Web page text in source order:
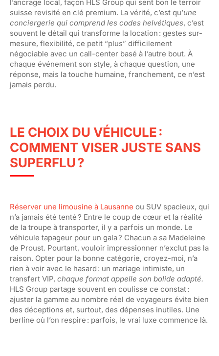
l’ancrage local, façon HLS Group qui sent bon le terroir
suisse revisité en clé premium. La vérité, c’est qu’une
conciergerie qui comprend les codes helvétiques, c’est
souvent le détail qui transforme la location : gestes sur-
mesure, flexibilité, ce petit “plus” difficilement
négociable avec un call-center basé à l’autre bout. À
chaque événement son style, à chaque question, une
réponse, mais la touche humaine, franchement, ce n’est
jamais perdu.
LE CHOIX DU VÉHICULE :
COMMENT VISER JUSTE SANS
SUPERFLU ?
Réserver une limousine à Lausanne ou SUV spacieux, qui
n’a jamais été tenté ? Entre le coup de cœur et la réalité
de la troupe à transporter, il y a parfois un monde. Le
véhicule tapageur pour un gala ? Chacun a sa Madeleine
de Proust. Pourtant, vouloir impressionner n’exclut pas la
raison. Opter pour la bonne catégorie, croyez-moi, n’a
rien à voir avec le hasard : un mariage intimiste, un
transfert VIP, chaque format appelle son bolide adapté.
HLS Group partage souvent en coulisse ce constat :
ajuster la gamme au nombre réel de voyageurs évite bien
des déceptions et, surtout, des dépenses inutiles. Une
berline où l’on respire : parfois, le vrai luxe commence là.